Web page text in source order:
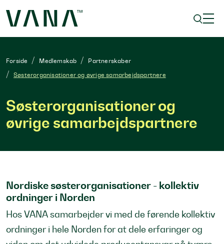
Forside Medlemskab
Partnerskaber
Søsterorganisationer og øvrige samarbejdspartnere
Søsterorganisationer og
øvrige samarbejdspartnere
Nordiske søsterorganisationer - kollektiv
ordninger i Norden
Hos VANA samarbejder vi med de førende kollektiv
ordninger i hele Norden for at dele erfaringer og